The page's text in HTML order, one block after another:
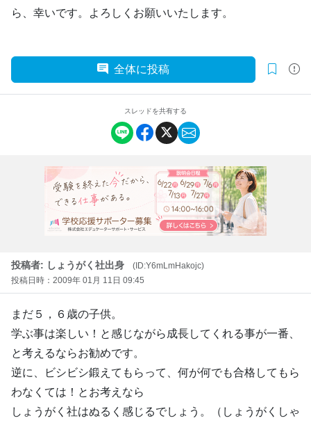
ら、幸いです。よろしくお願いいたします。
全体に投稿
スレッドを共有する
投稿者: しょうがく社出身
(ID:Y6mLmHakojc)
投稿日時：2009年 01月 11日 09:45
まだ５，６歳の子供。
学ぶ事は楽しい！と感じながら成長してくれる事が一番、
と考えるならお勧めです。
逆に、ビシビシ鍛えてもらって、何が何でも合格してもら
わなくては！とお考えなら
しょうがく社はぬるく感じるでしょう。（しょうがくしゃ